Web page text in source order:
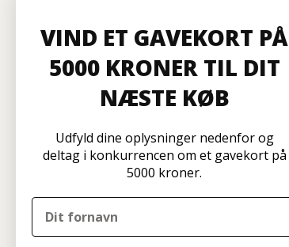
VIND ET GAVEKORT PÅ
5000 KRONER TIL DIT
NÆSTE KØB
Udfyld dine oplysninger nedenfor og
deltag i konkurrencen om et gavekort på
5000 kroner.